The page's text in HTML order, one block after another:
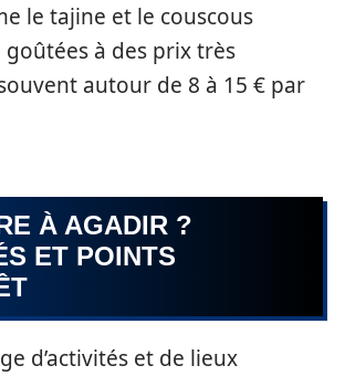
le tajine et le couscous
à des prix très
autour de 8 à 15 € par
À AGADIR ?
ET POINTS
d’activités et de lieux